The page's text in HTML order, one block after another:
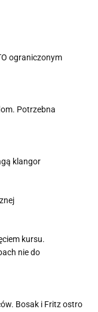
ograniczonym
Potrzebna
klangor
kursu.
nie do
Bosak i Fritz ostro